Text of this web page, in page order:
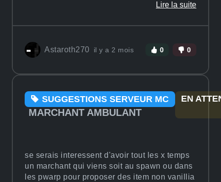
Lire la suite
Astaroth270 il y a 2 mois 0 0
SUGGESTIONS SERVEUR MC
MARCHANT AMBULANT
EN
se serais interessent d'avoir tout les x temps
un marchant qui viens soit au spawn ou dans
les pwarp pour proposer des item non vanillia